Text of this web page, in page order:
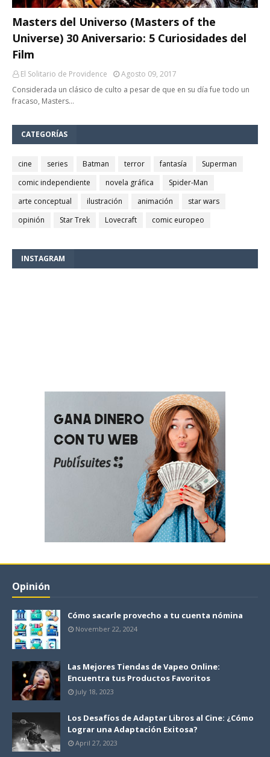
Masters del Universo (Masters of the
Universe) 30 Aniversario: 5 Curiosidades del
Film
El Solitario de Providence
Agosto 09, 2017
Considerada un clásico de culto a pesar de que en su día fue todo un
fracaso, Masters…
CATEGORÍAS
cine series Batman terror fantasía
Superman
comic independiente
novela gráfica
Spider-Man
arte conceptual
ilustración animación
star wars
opinión
Star Trek Lovecraft comic europeo
INSTAGRAM
Opinión
Cómo sacarle provecho a tu cuenta nómina
November 22, 2024
Las Mejores Tiendas de Vapeo Online:
Encuentra tus Productos Favoritos
July 18, 2023
Los Desafíos de Adaptar Libros al Cine: ¿Cómo
Lograr una Adaptación Exitosa?
April 27, 2023